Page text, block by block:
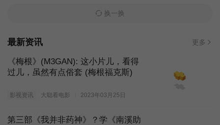
换一换
最新资讯 更多
《梅根》(M3GAN): 这小片儿，看得
过儿，虽然有点俗套 (梅根福克斯)
影视资讯 大聪看电影 2023年03月25日
第三部《我并非药神》？学《南溪助